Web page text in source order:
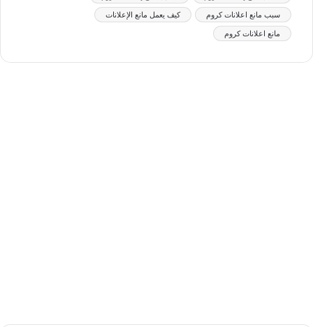
سبب مانع اعلانات كروم كيف يعمل مانع الإعلانات
مانع اعلانات كروم